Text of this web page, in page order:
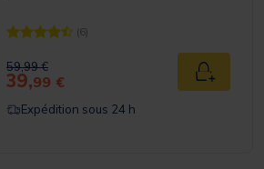
[object Object] out of 5 Customer Rating
(6)
Price reduced from
59,99 €to
39,99 € Ajouter
Expédition sous 24 h